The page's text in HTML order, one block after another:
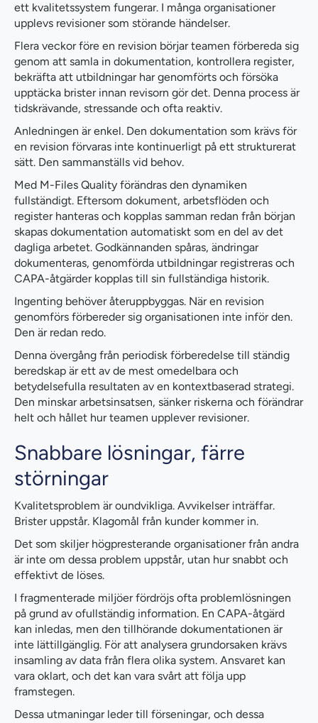
ett kvalitetssystem fungerar. I många organisationer
upplevs revisioner som störande händelser.
Flera veckor före en revision börjar teamen förbereda sig
genom att samla in dokumentation, kontrollera register,
bekräfta att utbildningar har genomförts och försöka
upptäcka brister innan revisorn gör det. Denna process är
tidskrävande, stressande och ofta reaktiv.
Anledningen är enkel. Den dokumentation som krävs för
en revision förvaras inte kontinuerligt på ett strukturerat
sätt. Den sammanställs vid behov.
Med M-Files Quality förändras den dynamiken
fullständigt. Eftersom dokument, arbetsflöden och
register hanteras och kopplas samman redan från början
skapas dokumentation automatiskt som en del av det
dagliga arbetet. Godkännanden spåras, ändringar
dokumenteras, genomförda utbildningar registreras och
CAPA-åtgärder kopplas till sin fullständiga historik.
Ingenting behöver återuppbyggas. När en revision
genomförs förbereder sig organisationen inte inför den.
Den är redan redo.
Denna övergång från periodisk förberedelse till ständig
beredskap är ett av de mest omedelbara och
betydelsefulla resultaten av en kontextbaserad strategi.
Den minskar arbetsinsatsen, sänker riskerna och förändrar
helt och hållet hur teamen upplever revisioner.
Snabbare lösningar, färre
störningar
Kvalitetsproblem är oundvikliga. Avvikelser inträffar.
Brister uppstår. Klagomål från kunder kommer in.
Det som skiljer högpresterande organisationer från andra
är inte om dessa problem uppstår, utan hur snabbt och
effektivt de löses.
I fragmenterade miljöer fördröjs ofta problemlösningen
på grund av ofullständig information. En CAPA-åtgärd
kan inledas, men den tillhörande dokumentationen är
inte lättillgänglig. För att analysera grundorsaken krävs
insamling av data från flera olika system. Ansvaret kan
vara oklart, och det kan vara svårt att följa upp
framstegen.
Dessa utmaningar leder till förseningar, och dessa